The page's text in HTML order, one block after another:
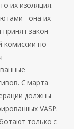
их изоляция.
- она их
принят закон
комиссии по
. С марта
должны
VASP.
только с